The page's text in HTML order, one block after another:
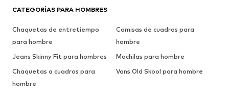
CATEGORÍAS PARA HOMBRES
Chaquetas de entretiempo
para hombre
Camisas de cuadros para
hombre
Jeans Skinny Fit para hombres
Mochilas para hombre
Chaquetas a cuadros para
hombre
Vans Old Skool para hombre